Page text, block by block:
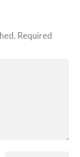
Required